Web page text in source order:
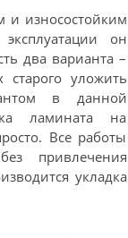
и износостойким
он
два варианта –
уложить
в данной
ламината на
Все работы
привлечения
укладка